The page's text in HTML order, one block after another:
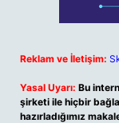
Reklam ve İletişim:
Yasal Uyarı: Bu
şirketi ile hiçbir
hazırladığımız